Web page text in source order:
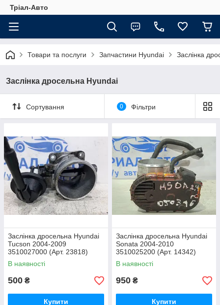
Тріал-Авто
Товари та послуги Запчастини Hyundai Заслінка
Заслінка дросельна Hyundai
Сортування 0 Фільтри
Заслінка дросельна Hyundai
Tucson 2004-2009
3510027000 (Арт. 23818)
В наявності
500 ₴
Купити
Заслінка дросельна Hyundai
Sonata 2004-2010
3510025200 (Арт. 14342)
В наявності
950 ₴
Купити